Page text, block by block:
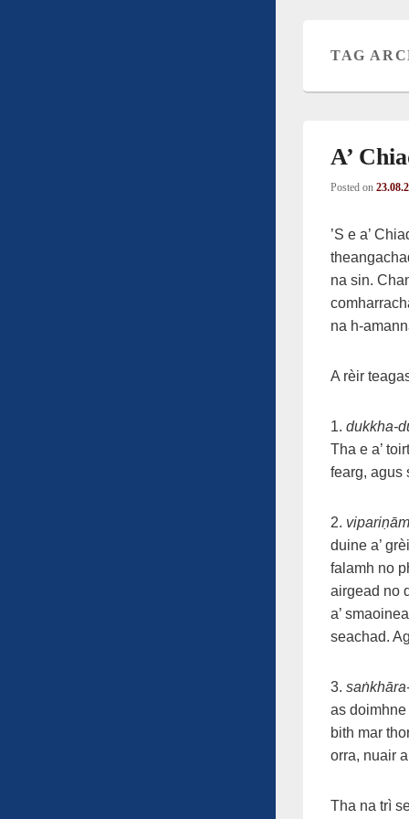
TAG
A’
Posted on
’S e a’
na sin.
na h-
A rèir
1. dukkha-
Tha e a’
fearg, agus
2.
duine a’
falamh no
airgead no
a’
seachad.
3.
as doimhne
bith mar
orra, nuair
Tha na trì